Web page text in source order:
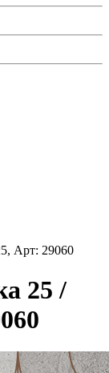
Арт: 29060
25 /